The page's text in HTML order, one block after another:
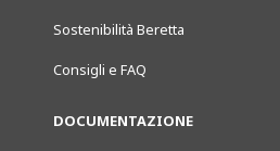
Sostenibilità Beretta
Consigli e FAQ
DOCUMENTAZIONE